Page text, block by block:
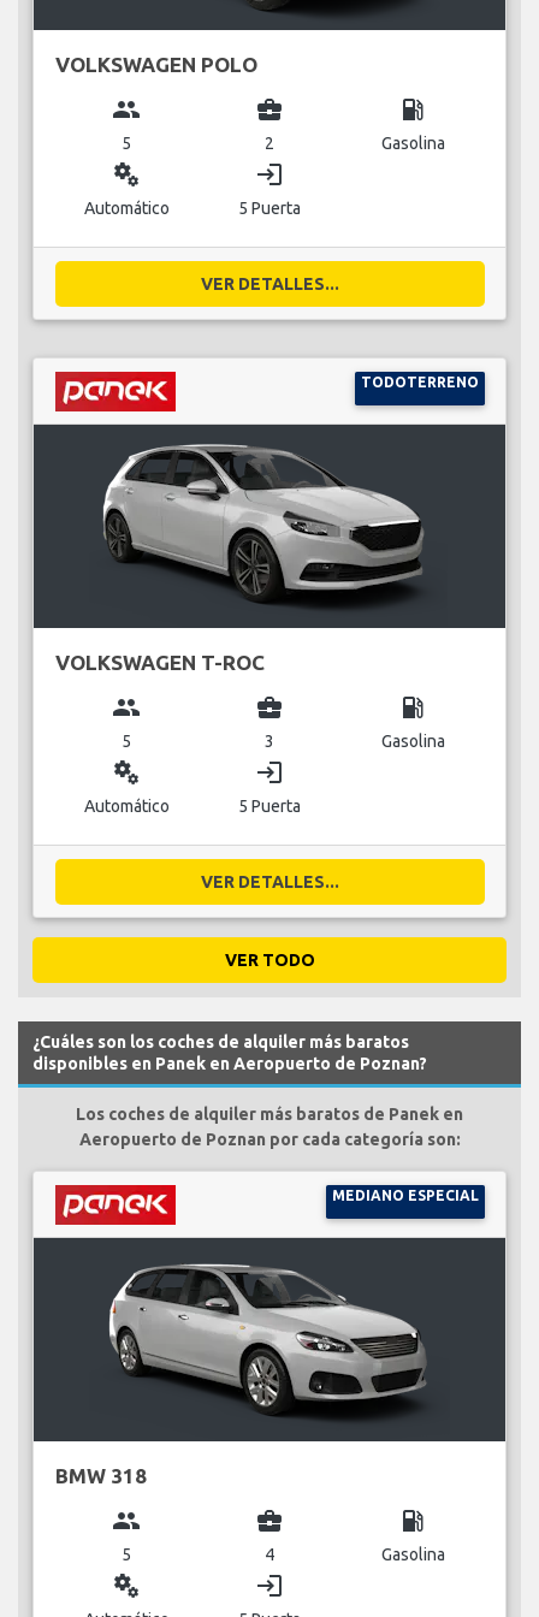
VOLKSWAGEN POLO
group
5
business_center
2
local_gas_station
Gasolina
miscellaneous_services
Automático
login
5 Puerta
VER DETALLES...
TODOTERRENO
VOLKSWAGEN T-ROC
group
5
business_center
3
local_gas_station
Gasolina
miscellaneous_services
Automático
login
5 Puerta
VER DETALLES...
VER TODO
¿Cuáles son los coches de alquiler más baratos
disponibles en Panek en Aeropuerto de Poznan?
Los coches de alquiler más baratos de Panek en
Aeropuerto de Poznan por cada categoría son:
MEDIANO ESPECIAL
BMW 318
group
5
business_center
4
local_gas_station
Gasolina
miscellaneous_services login